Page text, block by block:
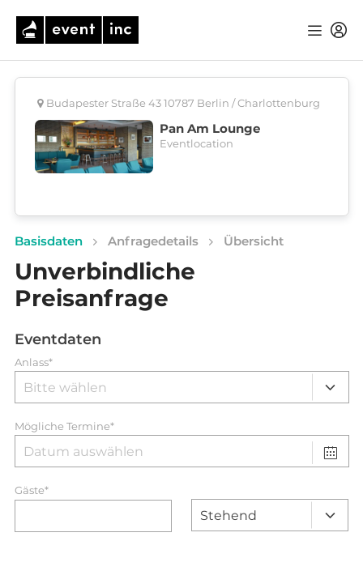
Budapester Straße 43 10787 Berlin / Charlottenburg
Pan Am Lounge
Eventlocation
Basisdaten Anfragedetails Übersicht
Unverbindliche
Preisanfrage
Eventdaten
Anlass*
Mögliche Termine*
Gäste*